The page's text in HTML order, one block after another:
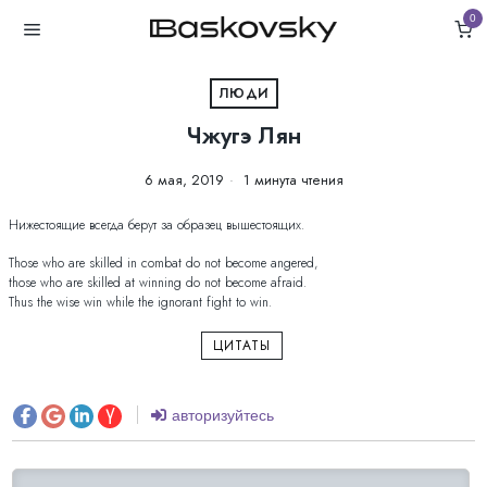
0
ЛЮДИ
Чжугэ Лян
6 мая, 2019 1 минута чтения
Нижестоящие всегда берут за образец вышестоящих.
Those who are skilled in combat do not become angered,
those who are skilled at winning do not become afraid.
Thus the wise win while the ignorant fight to win.
ЦИТАТЫ
авторизуйтесь